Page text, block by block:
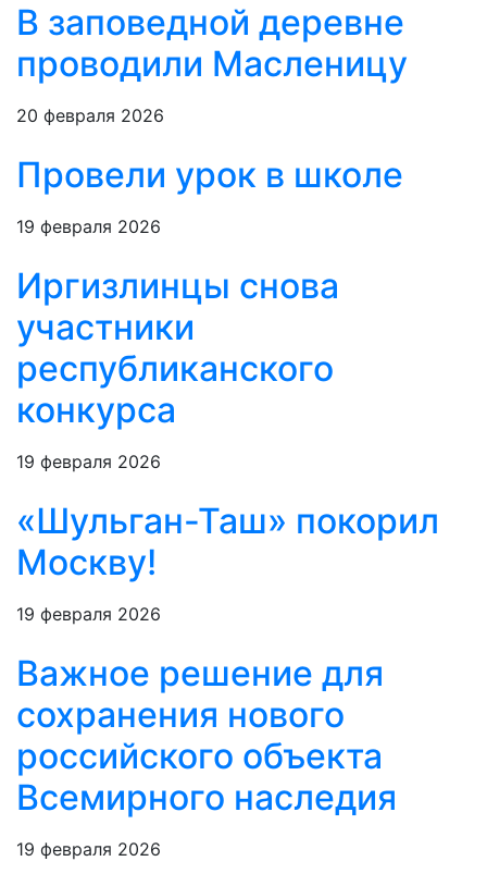
В заповедной деревне
проводили Масленицу
20 февраля 2026
Провели урок в школе
19 февраля 2026
Иргизлинцы снова
участники
республиканского
конкурса
19 февраля 2026
«Шульган-Таш» покорил
Москву!
19 февраля 2026
Важное решение для
сохранения нового
российского объекта
Всемирного наследия
19 февраля 2026